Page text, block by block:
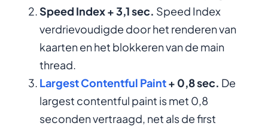
Speed Index + 3,1 sec. Speed Index
verdrievoudigde door het renderen van
kaarten en het blokkeren van de main
thread.
Largest Contentful Paint+ 0,8 sec. De
largest contentful paint is met 0,8
seconden vertraagd, net als de first